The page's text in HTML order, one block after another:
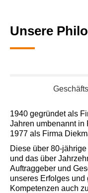
Unsere
1940 gegründet als
Jahren umbenannt in
1977 als Firma
Diese über 80-
und das über
Auftraggeber und
unseres Erfolges
Kompetenzen auch